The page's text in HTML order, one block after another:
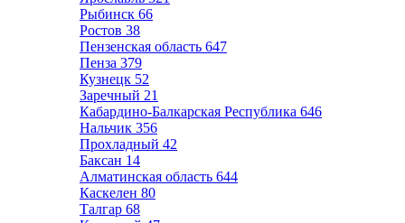
Рыбинск 66
Ростов 38
Пензенская область 647
Пенза 379
Кузнецк 52
Заречный 21
Кабардино-Балкарская Республика 646
Нальчик 356
Прохладный 42
Баксан 14
Алматинская область 644
Каскелен 80
Талгар 68